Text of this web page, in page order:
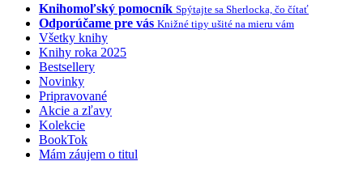
Knihomoľský pomocník Spýtajte sa Sherlocka, čo čítať
Odporúčame pre vás Knižné tipy ušité na mieru vám
Všetky knihy
Knihy roka 2025
Bestsellery
Novinky
Pripravované
Akcie a zľavy
Kolekcie
BookTok
Mám záujem o titul